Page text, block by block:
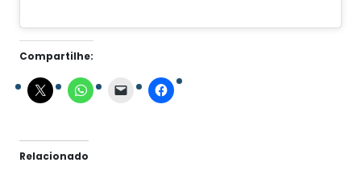
Compartilhe:
Relacionado